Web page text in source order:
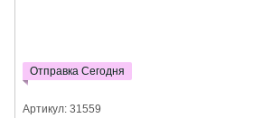
Отправка Сегодня
Артикул: 31559